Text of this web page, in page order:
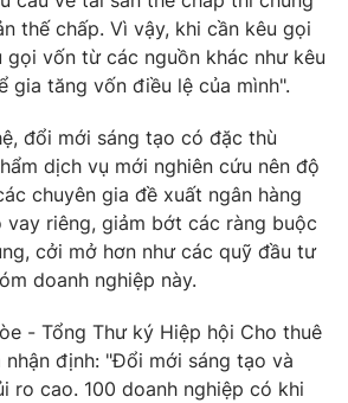
thế chấp. Vì vậy, khi cần kêu gọi
gọi vốn từ các nguồn khác như kêu
gia tăng vốn điều lệ của mình".
đổi mới sáng tạo có đặc thù
dịch vụ mới nghiên cứu nên độ
chuyên gia đề xuất ngân hàng
vay riêng, giảm bớt các ràng buộc
cởi mở hơn như các quỹ đầu tư
doanh nghiệp này.
- Tổng Thư ký Hiệp hội Cho thuê
định: "Đổi mới sáng tạo và
ro cao. 100 doanh nghiệp có khi